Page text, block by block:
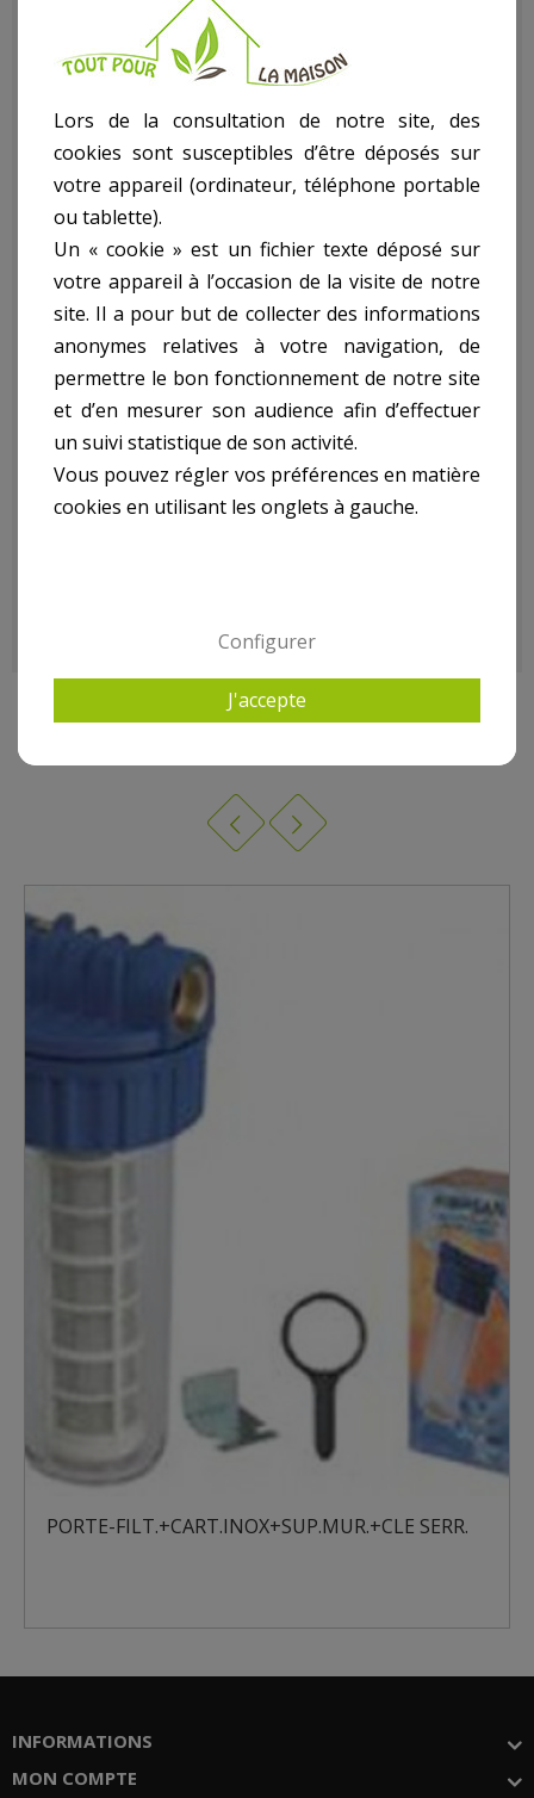
Outils et équipement du jardinier: Notre sélection pompes et
se rendre la vie encore plus simple au jardin avec L'Anti
Calcaire Pour Machine À Laverdans notre rayon Pompes
articleAccessoires .
Descriptif technique
Anti Calcaire Pour
Machine À Laver ref.
7920004:
10 AUTRES PRODUITS DANS FILTRES À EAU,
SERR.
INFORMATIONS
MON COMPTE
Lors de la consultation de notre site, des
cookies sont susceptibles d’être déposés sur
votre appareil (ordinateur, téléphone portable
ou tablette).
Un « cookie » est un fichier texte déposé sur
votre appareil à l’occasion de la visite de notre
site. Il a pour but de collecter des informations
anonymes relatives à votre navigation, de
permettre le bon fonctionnement de notre site
et d’en mesurer son audience afin d’effectuer
un suivi statistique de son activité.
Vous pouvez régler vos préférences en matière
cookies en utilisant les onglets à gauche.
Configurer
J'accepte